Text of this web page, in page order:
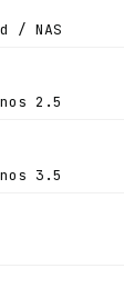
/ NAS
2.5
3.5